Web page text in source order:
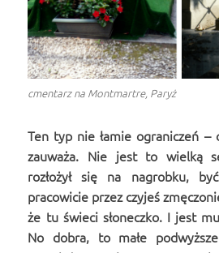
cmentarz na Montmartre, Paryż
Ten typ nie łamie ograniczeń
zauważa. Nie jest to wielką
rozłożył się na nagrobku,
pracowicie przez czyjeś
że tu świeci słoneczko. I jest
No dobra, to małe